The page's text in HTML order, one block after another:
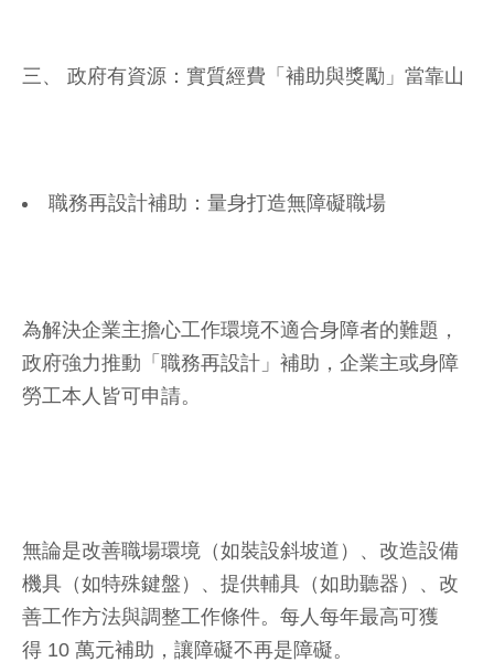
三、 政府有資源：實質經費「補助與獎勵」當靠山
職務再設計補助：量身打造無障礙職場
為解決企業主擔心工作環境不適合身障者的難題，
政府強力推動「職務再設計」補助，企業主或身障
勞工本人皆可申請。
無論是改善職場環境（如裝設斜坡道）、改造設備
機具（如特殊鍵盤）、提供輔具（如助聽器）、改
善工作方法與調整工作條件。每人每年最高可獲
得 10 萬元補助，讓障礙不再是障礙。